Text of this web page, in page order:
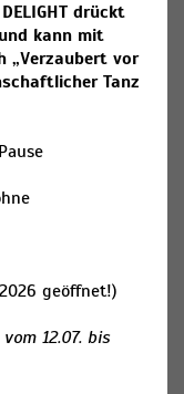
DELIGHT drückt
kann mit
„Verzaubert vor
Tanz
geöffnet!)
12.07. bis